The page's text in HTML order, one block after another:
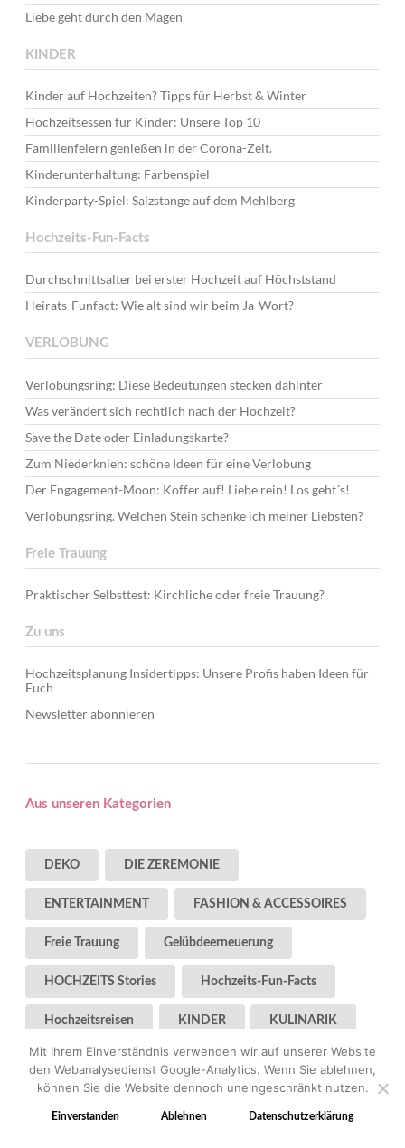
Liebe geht durch den Magen
KINDER
Kinder auf Hochzeiten? Tipps für Herbst & Winter
Hochzeitsessen für Kinder: Unsere Top 10
Familienfeiern genießen in der Corona-Zeit.
Kinderunterhaltung: Farbenspiel
Kinderparty-Spiel: Salzstange auf dem Mehlberg
Hochzeits-Fun-Facts
Durchschnittsalter bei erster Hochzeit auf Höchststand
Heirats-Funfact: Wie alt sind wir beim Ja-Wort?
VERLOBUNG
Verlobungsring: Diese Bedeutungen stecken dahinter
Was verändert sich rechtlich nach der Hochzeit?
Save the Date oder Einladungskarte?
Zum Niederknien: schöne Ideen für eine Verlobung
Der Engagement-Moon: Koffer auf! Liebe rein! Los geht´s!
Verlobungsring. Welchen Stein schenke ich meiner Liebsten?
Freie Trauung
Praktischer Selbsttest: Kirchliche oder freie Trauung?
Zu uns
Hochzeitsplanung Insidertipps: Unsere Profis haben Ideen für
Euch
Newsletter abonnieren
Aus unseren Kategorien
DEKO DIE ZEREMONIE
ENTERTAINMENT FASHION & ACCESSOIRES
Freie Trauung Gelübdeerneuerung
HOCHZEITS Stories Hochzeits-Fun-Facts
Hochzeitsreisen KINDER KULINARIK
LOCATION PLANUNG RITUALE
Mit Ihrem Einverständnis verwenden wir auf unserer Website
den Webanalysedienst Google-Analytics. Wenn Sie ablehnen,
können Sie die Website dennoch uneingeschränkt nutzen.
Einverstanden Ablehnen Datenschutzerklärung